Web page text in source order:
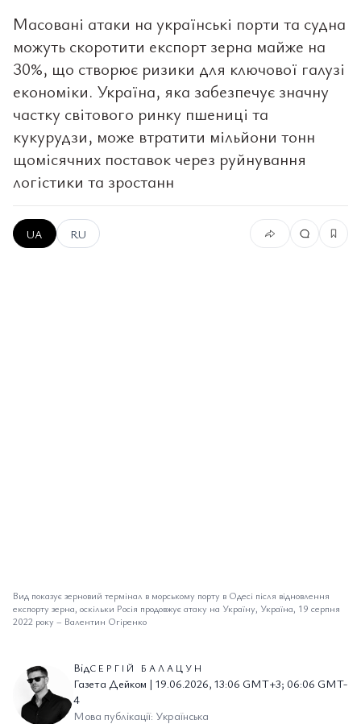
Масовані атаки на українські порти та судна
можуть скоротити експорт зерна майже на
30%, що створює ризики для ключової галузі
економіки. Україна, яка забезпечує значну
частку світового ринку пшениці та
кукурудзи, може втратити мільйони тонн
щомісячних поставок через руйнування
логістики та зростанн
UA RU
Вид показує зерновий термінал в морському порту в Одесі після відновлення
експорту зерна, оскільки Росія продовжує атаку на Україну, Україна, 19 серпня
2022 року – Валентин Огіренко
ВідСЕРГІЙ БАЛАЦУН
Газета Дейком | 19.06.2026, 13:06 GMT+3; 06:06 GMT-
4
Мова публікації: Українська